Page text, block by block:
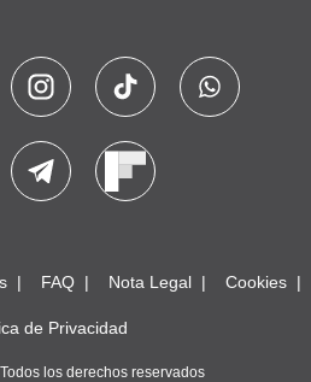
FAQ Nota Legal Cookies
de Privacidad
los derechos reservados